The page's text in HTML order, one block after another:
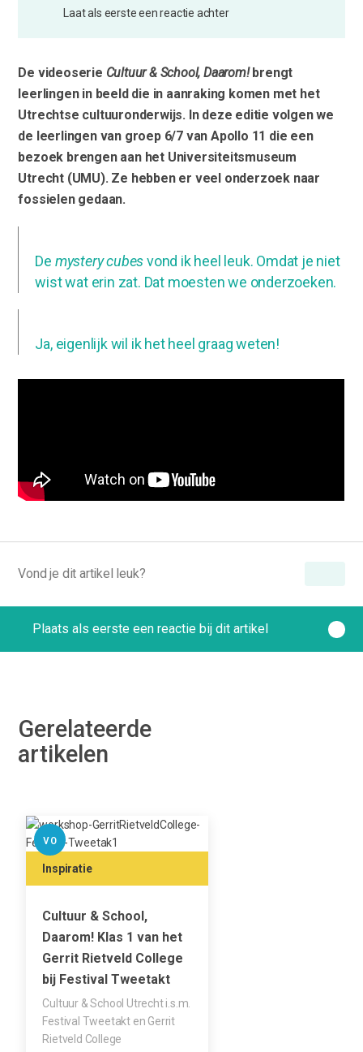
Laat als eerste een reactie achter
De videoserie Cultuur & School, Daarom!brengt
leerlingen in beeld die in aanraking komen met het
Utrechtse cultuuronderwijs. In deze editie volgen we
de leerlingen van groep 6/7 van Apollo 11 die een
bezoek brengen aan het Universiteitsmuseum
Utrecht (UMU). Ze hebben er veel onderzoek naar
fossielen gedaan.
De mystery cubesvond ik heel leuk. Omdat je niet
wist wat erin zat. Dat moesten we onderzoeken.
Ja, eigenlijk wil ik het heel graag weten!
Vond je dit artikel leuk?
Plaats als eerste een reactie bij dit artikel
Gerelateerde
artikelen
VO
Inspiratie
Cultuur & School,
Daarom! Klas 1 van het
Gerrit Rietveld College
bij Festival Tweetakt
Cultuur & School Utrecht i.s.m.
Festival Tweetakt en Gerrit
Rietveld College